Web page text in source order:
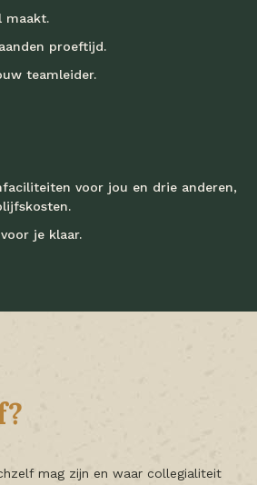
maakt.
proeftijd.
teamleider.
voor jou en drie anderen,
je klaar.
mag zijn en waar collegialiteit